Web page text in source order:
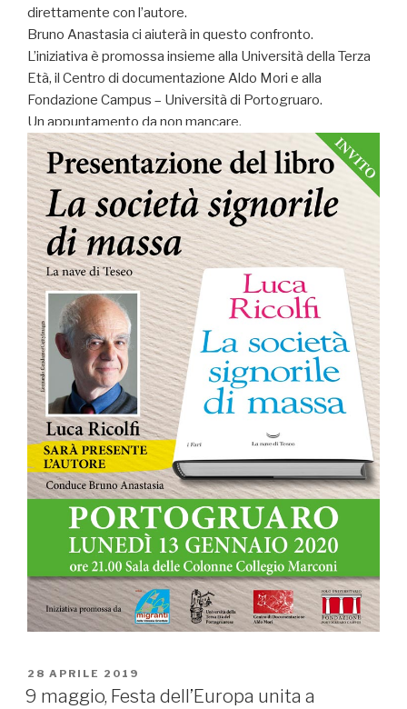
direttamente con l’autore.
Bruno Anastasia ci aiuterà in questo confronto.
L’iniziativa è promossa insieme alla Università della Terza
Età, il Centro di documentazione Aldo Mori e alla
Fondazione Campus – Università di Portogruaro.
Un appuntamento da non mancare.
PUBBLICATO
IL
28 APRILE 2019
9 maggio, Festa dell’Europa unita a